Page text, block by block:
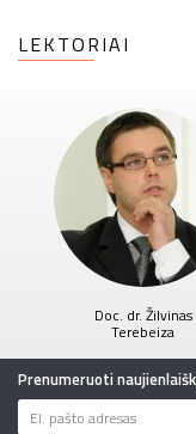
LEKTORIAI
Doc. dr. Žilvinas
Terebeiza
Prenumeruoti